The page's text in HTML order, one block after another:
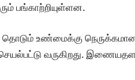
பங்காற்றியுள்ளன.
உண்மைக்கு
வருகிறது.